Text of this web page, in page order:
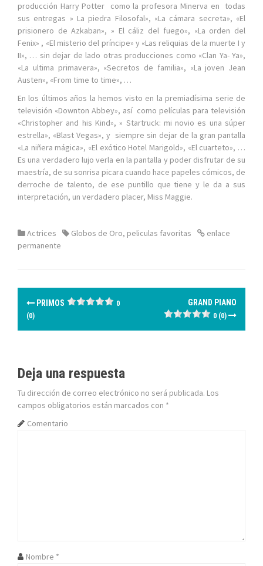
producción Harry Potter como la profesora Minerva en todas
sus entregas » La piedra Filosofal», «La cámara secreta», «El
prisionero de Azkaban», » El cáliz del fuego», «La orden del
Fenix» , «El misterio del príncipe» y «Las reliquias de la muerte I y
II», … sin dejar de lado otras producciones como «Clan Ya- Ya»,
«La ultima primavera», «Secretos de familia», «La joven Jean
Austen», «From time to time», …
En los últimos años la hemos visto en la premiadísima serie de
televisión «Downton Abbey», así como películas para televisión
«Christopher and his Kind», » Startruck: mi novio es una súper
estrella», «Blast Vegas», y siempre sin dejar de la gran pantalla
«La niñera mágica», «El exótico Hotel Marigold», «El cuarteto», …
Es una verdadero lujo verla en la pantalla y poder disfrutar de su
maestría, de su sonrisa picara cuando hace papeles cómicos, de
derroche de talento, de ese puntillo que tiene y le da a sus
interpretación, un verdadero placer, Miss Maggie.
Actrices Globos de Oro, peliculas favoritas
enlace
permanente
N
e
g
a
e
PRIMOS
0
(0)
GRAND PIANO
0 (0)
Deja una respuesta
Tu dirección de correo electrónico no será publicada. Los
campos obligatorios están marcados con *
Comentario
Nombre *